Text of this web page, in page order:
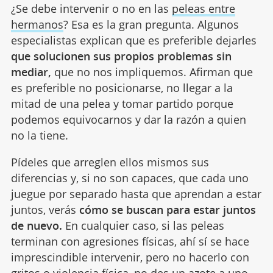
¿Se debe intervenir o no en las peleas entre
hermanos? Esa es la gran pregunta. Algunos
especialistas explican que es preferible dejarles
que solucionen sus propios problemas sin
mediar, que no nos impliquemos. Afirman que
es preferible no posicionarse, no llegar a la
mitad de una pelea y tomar partido porque
podemos equivocarnos y dar la razón a quien
no la tiene.
Pídeles que arreglen ellos mismos sus
diferencias y, si no son capaces, que cada uno
juegue por separado hasta que aprendan a estar
juntos, verás cómo se buscan para estar juntos
de nuevo. En cualquier caso, si las peleas
terminan con agresiones físicas, ahí sí se hace
imprescindible intervenir, pero no hacerlo con